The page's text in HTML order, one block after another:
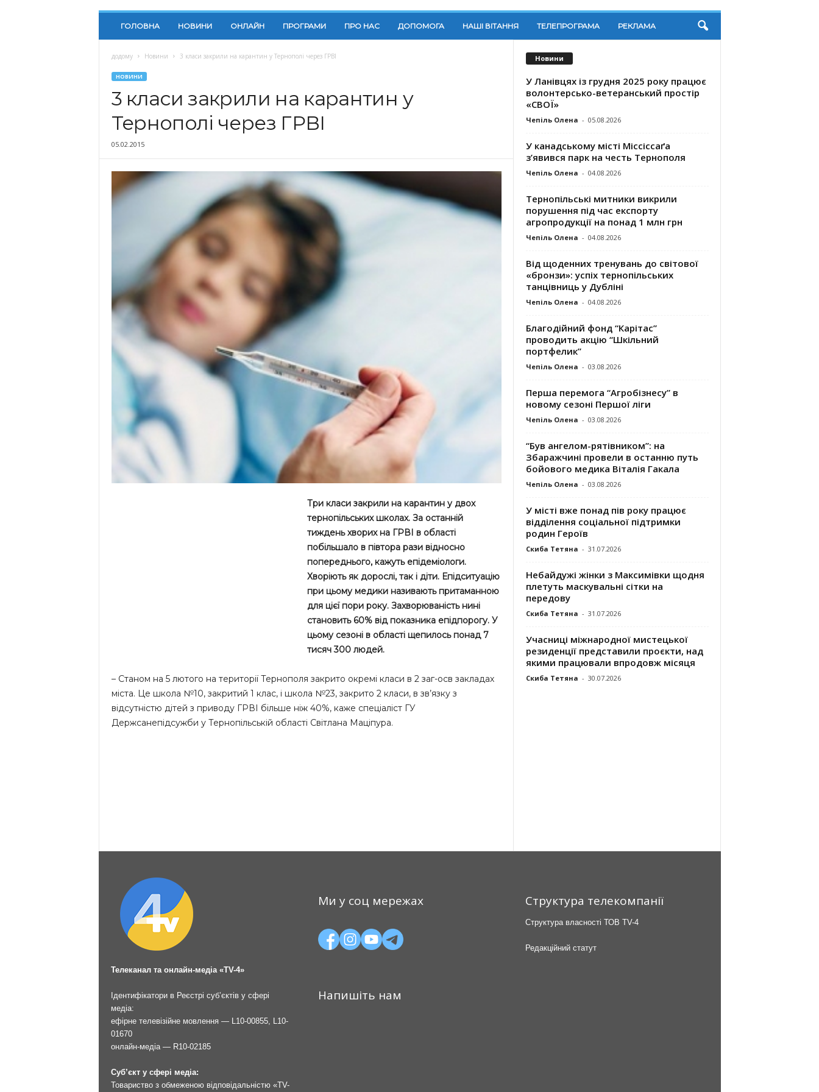
ГОЛОВНА НОВИНИ ОНЛАЙН ПРОГРАМИ ПРО НАС ДОПОМОГА НАШІ ВІТАННЯ ТЕЛЕПРОГРАМА РЕКЛАМА
додому Новини 3 класи закрили на карантин у Тернополі через ГРВІ
НОВИНИ
3 класи закрили на карантин у
Тернополі через ГРВІ
05.02.2015
Три класи закрили на карантин у двох
тернопільських школах. За останній
тиждень хворих на ГРВІ в області
побільшало в півтора рази відносно
попереднього, кажуть епідеміологи.
Хворіють як дорослі, так і діти. Епідситуацію
при цьому медики називають притаманною
для цієї пори року. Захворюваність нині
становить 60% від показника епідпорогу. У
цьому сезоні в області щепилось понад 7
тисяч 300 людей.
– Станом на 5 лютого на території Тернополя закрито окремі класи в 2 заг-осв закладах
міста. Це школа №10, закритий 1 клас, і школа №23, закрито 2 класи, в зв’язку з
відсутністю дітей з приводу ГРВІ більше ніж 40%, каже спеціаліст ГУ
Держсанепідсужби у Тернопільській області Світлана Маціпура.
Новини
У Ланівцях із грудня 2025 року працює
волонтерсько-ветеранський простір
«СВОЇ»
Чепіль Олена - 05.08.2026
У канадському місті Міссіссаґа
з’явився парк на честь Тернополя
Чепіль Олена - 04.08.2026
Тернопільські митники викрили
порушення під час експорту
агропродукції на понад 1 млн грн
Чепіль Олена - 04.08.2026
Від щоденних тренувань до світової
«бронзи»: успіх тернопільських
танцівниць у Дубліні
Чепіль Олена - 04.08.2026
Благодійний фонд “Карітас”
проводить акцію “Шкільний
портфелик”
Чепіль Олена - 03.08.2026
Перша перемога “Агробізнесу” в
новому сезоні Першої ліги
Чепіль Олена - 03.08.2026
“Був ангелом-рятівником”: на
Збаражчині провели в останню путь
бойового медика Віталія Гакала
Чепіль Олена - 03.08.2026
У місті вже понад пів року працює
відділення соціальної підтримки
родин Героїв
Скиба Тетяна - 31.07.2026
Небайдужі жінки з Максимівки щодня
плетуть маскувальні сітки на
передову
Скиба Тетяна - 31.07.2026
Учасниці міжнародної мистецької
резиденції представили проєкти, над
якими працювали впродовж місяця
Скиба Тетяна - 30.07.2026
Телеканал та онлайн-медіа «TV-4»
Ідентифікатори в Реєстрі суб’єктів у сфері
медіа:
ефірне телевізійне мовлення — L10-00855, L10-
01670
онлайн-медіа — R10-02185
Суб’єкт у сфері медіа:
Товариство з обмеженою відповідальністю «TV-
Ми у соц мережах
Напишіть нам
Структура телекомпанії
Структура власності ТОВ TV-4
Редакційний статут